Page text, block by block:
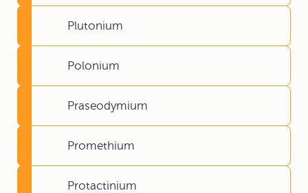
Plutonium
Polonium
Praseodymium
Promethium
Protactinium